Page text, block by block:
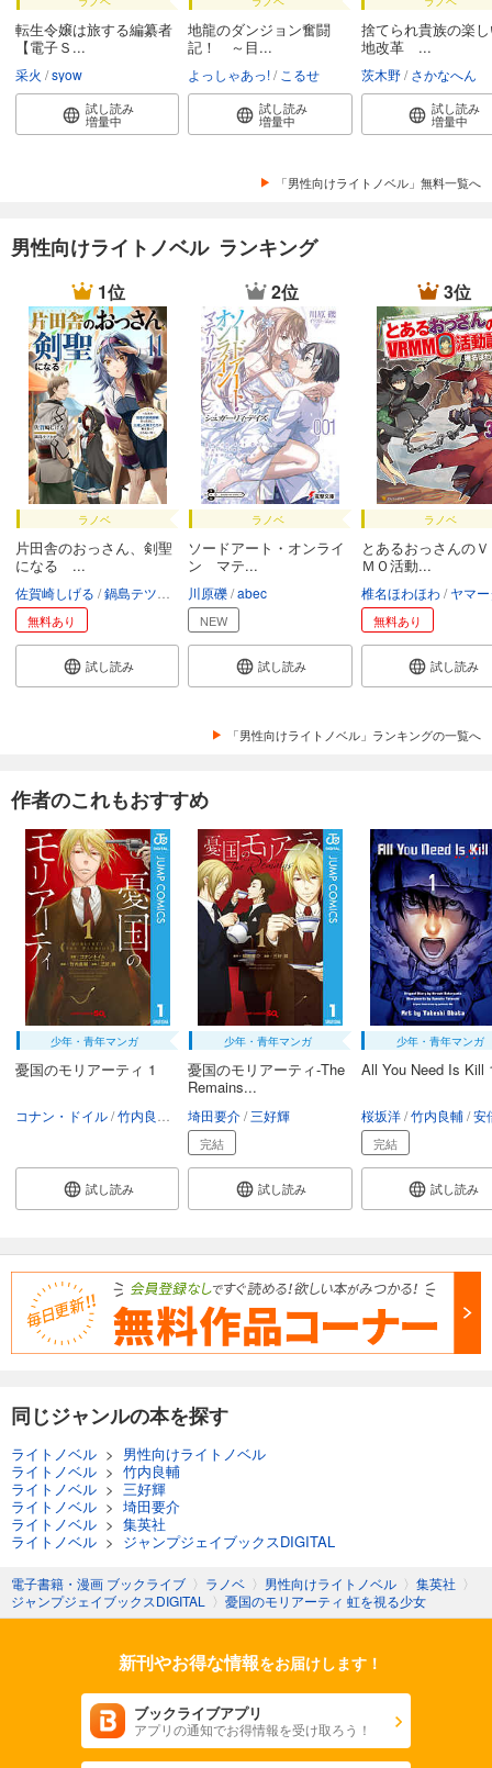
転生令嬢は旅する編纂者
【電子Ｓ...
采火 syow
試し読み
増量中
地龍のダンジョン奮闘
記！ ～目...
よっしゃあっ! こるせ
試し読み
増量中
捨てられ貴族の楽
地改革 ...
茨木野 さかなへん
試し読み
増量中
「男性向けライトノベル」無料一覧へ
男性向けライトノベル ランキング
1位
ラノベ
片田舎のおっさん、剣聖
になる ...
佐賀崎しげる 鍋島テツヒロ
無料あり
試し読み
2位
ラノベ
ソードアート・オンライ
ン マテ...
川原礫 abec
NEW
試し読み
3位
ラノベ
とあるおっさんの
ＭＯ活動...
椎名ほわほわ ヤマ
無料あり
試し読み
「男性向けライトノベル」ランキングの一覧へ
作者のこれもおすすめ
少年・青年マンガ
憂国のモリアーティ 1
コナン・ドイル 竹内良輔 三好輝
試し読み
少年・青年マンガ
憂国のモリアーティ-The
Remains...
埼田要介 三好輝
完結
試し読み
少年・青年マンガ
All You Need Is Kill
桜坂洋 竹内良輔 安倍
完結
試し読み
同じジャンルの本を探す
ライトノベル > 男性向けライトノベル
ライトノベル > 竹内良輔
ライトノベル > 三好輝
ライトノベル > 埼田要介
ライトノベル > 集英社
ライトノベル > ジャンプジェイブックスDIGITAL
電子書籍・漫画 ブックライブ 〉 ラノベ 〉 男性向けライトノベル 〉 集英社 〉
ジャンプジェイブックスDIGITAL
〉 憂国のモリアーティ 虹を視る少女
新刊やお得な情報をお届けします！
ブックライブアプリ
アプリの通知でお得情報を受け取ろう！